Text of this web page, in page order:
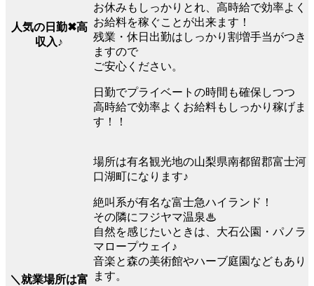
人気の日勤✖高
収入♪
お休みもしっかりとれ、高時給で効率よく
お給料を稼ぐことが出来ます！
残業・休日出勤はしっかり割増手当がつき
ますので
ご安心ください。
日勤でプライベートの時間も確保しつつ
高時給で効率よくお給料もしっかり稼げま
す！！
＼就業場所は富
場所は有名観光地の山梨県南都留郡富士河
口湖町になります♪
絶叫系が有名な富士急ハイランド！
その隣にフジヤマ温泉♨
自然を感じたいときは、大石公園・パノラ
マロープウェイ♪
音楽と森の美術館やハーブ庭園などもあり
ます。